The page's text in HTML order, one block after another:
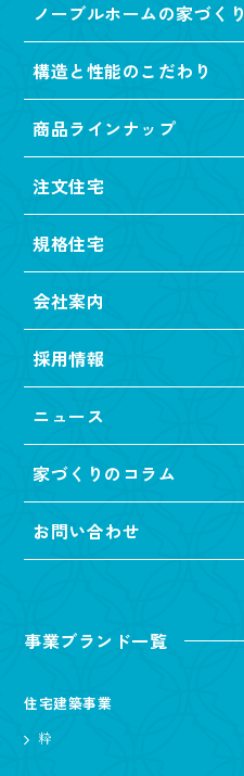
ノーブルホームの家づくり
構造と性能のこだわり
商品ラインナップ
注文住宅
規格住宅
会社案内
採用情報
ニュース
家づくりのコラム
お問い合わせ
事業ブランド一覧
住宅建築事業
粋